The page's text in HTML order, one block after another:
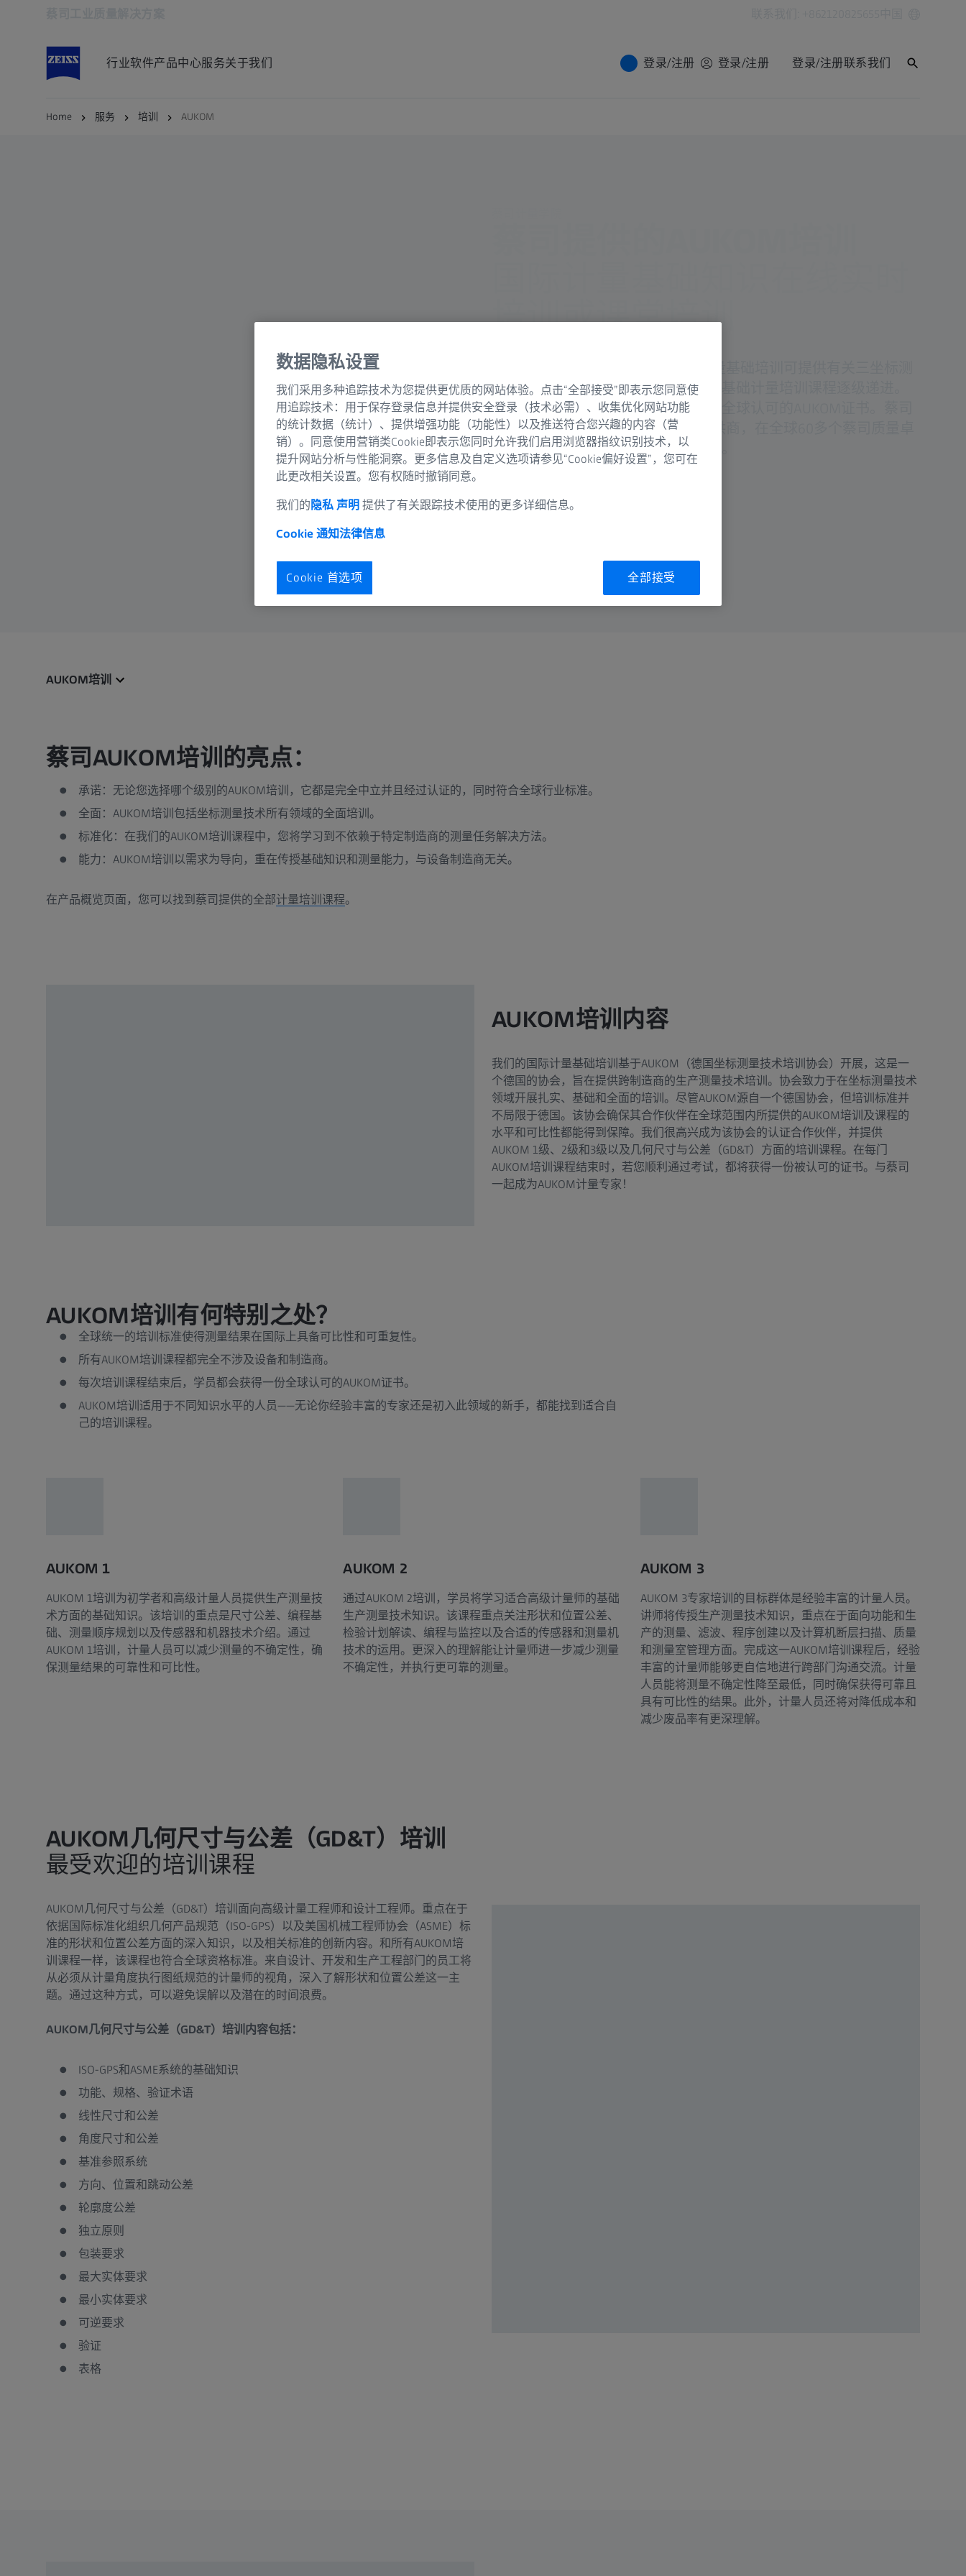
行业软件产品中心服务关于我们 登录/注册 登录/注册 登录/注册联系我们
Home 服务 培训 AUKOM
培训或课堂培训
量机以及测量结果评估的全面知识。基础计量培训课程逐级递进。
学员在成功通过最终考试后，将获得全球认可的AUKOM证书。蔡司
是AUKOM培训的认证合作伙伴和提供商，在全球60多个蔡司质量卓
越中心提供在线实时培训或课堂培训。
即刻预订培训
AUKOM培训
蔡司AUKOM培训的亮点：
承诺：无论您选择哪个级别的AUKOM培训，它都是完全中立并且经过认证的，同时符合全球行业标准。
全面：AUKOM培训包括坐标测量技术所有领域的全面培训。
标准化：在我们的AUKOM培训课程中，您将学习到不依赖于特定制造商的测量任务解决方法。
能力：AUKOM培训以需求为导向，重在传授基础知识和测量能力，与设备制造商无关。
在产品概览页面，您可以找到蔡司提供的全部计量培训课程。
AUKOM培训内容
我们的国际计量基础培训基于AUKOM（德国坐标测量技术培训协会）开展，这是一
个德国的协会，旨在提供跨制造商的生产测量技术培训。协会致力于在坐标测量技术
领域开展扎实、基础和全面的培训。尽管AUKOM源自一个德国协会，但培训标准并
不局限于德国。该协会确保其合作伙伴在全球范围内所提供的AUKOM培训及课程的
水平和可比性都能得到保障。我们很高兴成为该协会的认证合作伙伴，并提供
AUKOM 1级、2级和3级以及几何尺寸与公差（GD&T）方面的培训课程。在每门
AUKOM培训课程结束时，若您顺利通过考试，都将获得一份被认可的证书。与蔡司
一起成为AUKOM计量专家！
AUKOM培训有何特别之处？
全球统一的培训标准使得测量结果在国际上具备可比性和可重复性。
所有AUKOM培训课程都完全不涉及设备和制造商。
每次培训课程结束后，学员都会获得一份全球认可的AUKOM证书。
AUKOM培训适用于不同知识水平的人员——无论你经验丰富的专家还是初入此领域的新手，都能找到适合自
己的培训课程。
AUKOM 1
AUKOM 1培训为初学者和高级计量人员提供生产测量技
术方面的基础知识。该培训的重点是尺寸公差、编程基
础、测量顺序规划以及传感器和机器技术介绍。通过
AUKOM 1培训，计量人员可以减少测量的不确定性，确
保测量结果的可靠性和可比性。
AUKOM 2
通过AUKOM 2培训，学员将学习适合高级计量师的基础
生产测量技术知识。该课程重点关注形状和位置公差、
检验计划解读、编程与监控以及合适的传感器和测量机
技术的运用。更深入的理解能让计量师进一步减少测量
不确定性，并执行更可靠的测量。
AUKOM 3
AUKOM 3专家培训的目标群体是经验丰富的计量人员。
讲师将传授生产测量技术知识，重点在于面向功能和生
产的测量、滤波、程序创建以及计算机断层扫描、质量
和测量室管理方面。完成这一AUKOM培训课程后，经验
丰富的计量师能够更自信地进行跨部门沟通交流。计量
人员能将测量不确定性降至最低，同时确保获得可靠且
具有可比性的结果。此外，计量人员还将对降低成本和
减少废品率有更深理解。
AUKOM几何尺寸与公差（GD&T）培训
最受欢迎的培训课程
AUKOM几何尺寸与公差（GD&T）培训面向高级计量工程师和设计工程师。重点在于
依据国际标准化组织几何产品规范（ISO-GPS）以及美国机械工程师协会（ASME）标
准的形状和位置公差方面的深入知识，以及相关标准的创新内容。和所有AUKOM培
训课程一样，该课程也符合全球资格标准。来自设计、开发和生产工程部门的员工将
从必须从计量角度执行图纸规范的计量师的视角，深入了解形状和位置公差这一主
题。通过这种方式，可以避免误解以及潜在的时间浪费。
AUKOM几何尺寸与公差（GD&T）培训内容包括：
ISO-GPS和ASME系统的基础知识
功能、规格、验证术语
线性尺寸和公差
角度尺寸和公差
基准参照系统
方向、位置和跳动公差
轮廓度公差
独立原则
包装要求
最大实体要求
最小实体要求
可逆要求
验证
表格
数据隐私设置
我们采用多种追踪技术为您提供更优质的网站体验。点击“全部接受”即表示您同意使
用追踪技术：用于保存登录信息并提供安全登录（技术必需）、收集优化网站功能
的统计数据（统计）、提供增强功能（功能性）以及推送符合您兴趣的内容（营
销）。同意使用营销类Cookie即表示您同时允许我们启用浏览器指纹识别技术，以
提升网站分析与性能洞察。更多信息及自定义选项请参见“Cookie偏好设置”，您可在
此更改相关设置。您有权随时撤销同意。
我们的 隐私 声明 提供了有关跟踪技术使用的更多详细信息。
Cookie 通知法律信息
Cookie 首选项 全部接受